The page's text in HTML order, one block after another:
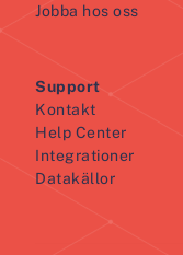
Jobba hos oss
Support
Kontakt
Help Center
Integrationer
Datakällor